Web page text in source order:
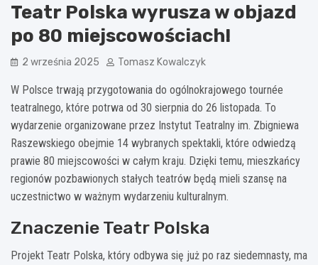
Teatr Polska wyrusza w objazd
po 80 miejscowościach!
2 września 2025 Tomasz Kowalczyk
W Polsce trwają przygotowania do ogólnokrajowego tournée
teatralnego, które potrwa od 30 sierpnia do 26 listopada. To
wydarzenie organizowane przez Instytut Teatralny im. Zbigniewa
Raszewskiego obejmie 14 wybranych spektakli, które odwiedzą
prawie 80 miejscowości w całym kraju. Dzięki temu, mieszkańcy
regionów pozbawionych stałych teatrów będą mieli szansę na
uczestnictwo w ważnym wydarzeniu kulturalnym.
Znaczenie Teatr Polska
Projekt Teatr Polska, który odbywa się już po raz siedemnasty, ma